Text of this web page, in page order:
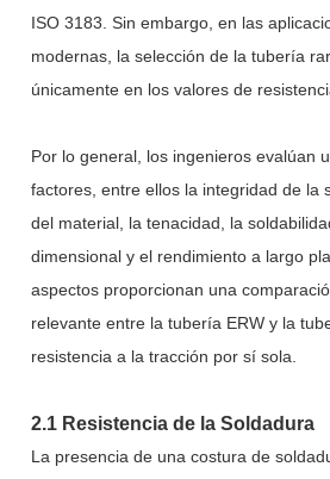
ISO 3183. Sin embargo, en las
modernas, la selección de la tubería
únicamente en los valores de
Por lo general, los ingenieros evalúan
factores, entre ellos la integridad de la
del material, la tenacidad, la
dimensional y el rendimiento a largo
aspectos proporcionan una
relevante entre la tubería ERW y la
resistencia a la tracción por sí sola.
2.1 Resistencia de la Soldadura
La presencia de una costura de